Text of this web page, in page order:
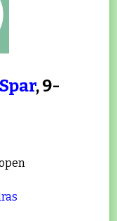
Spar, 9-